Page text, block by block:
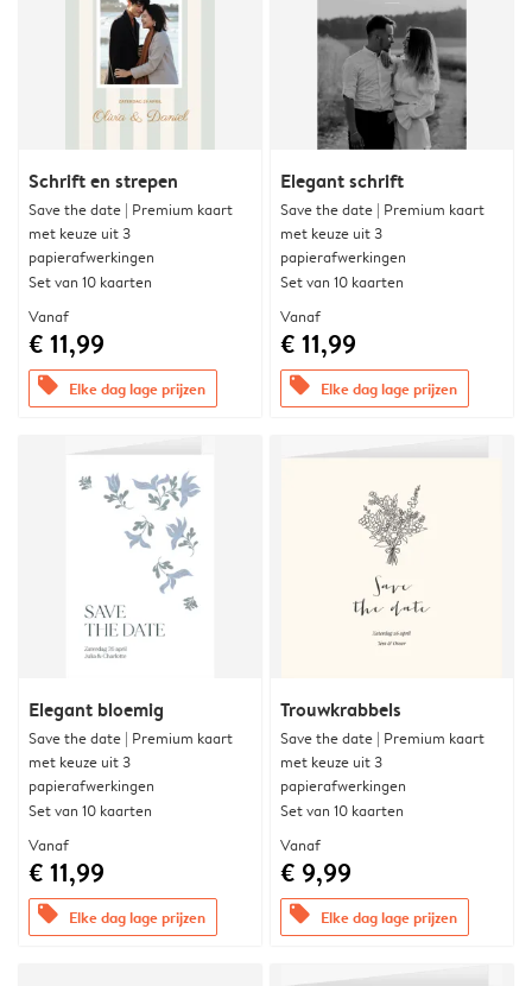
Schrift en strepen
Save the date | Premium kaart
met keuze uit 3
papierafwerkingen
Set van 10 kaarten
Vanaf
€ 11,99
offers Elke dag lage prijzen
Elegant schrift
Save the date | Premium kaart
met keuze uit 3
papierafwerkingen
Set van 10 kaarten
Vanaf
€ 11,99
offers Elke dag lage prijzen
Elegant bloemig
Save the date | Premium kaart
met keuze uit 3
papierafwerkingen
Set van 10 kaarten
Vanaf
€ 11,99
offers Elke dag lage prijzen
Trouwkrabbels
Save the date | Premium kaart
met keuze uit 3
papierafwerkingen
Set van 10 kaarten
Vanaf
€ 9,99
offers Elke dag lage prijzen